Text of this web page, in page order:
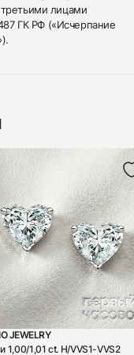
лицами
ГК РФ («Исчерпание
JEWELRY
1,00/1,01 ct. H/VVS1-VVS2